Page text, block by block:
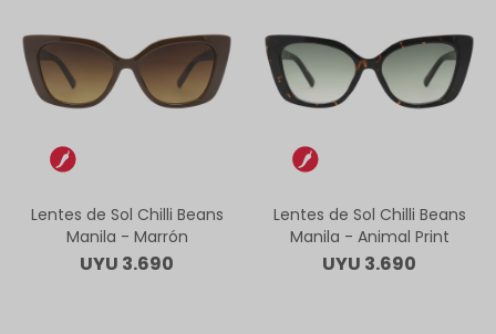
Lentes de Sol Chilli Beans
Manila - Marrón
UYU 3.690
Lentes de Sol Chilli Beans
Manila - Animal Print
UYU 3.690